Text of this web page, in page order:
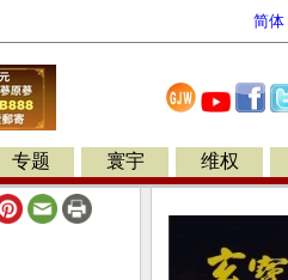
简体
专题 寰宇 维权